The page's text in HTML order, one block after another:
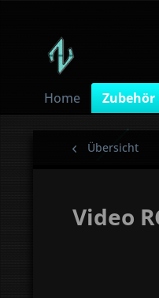
Home Zubehör
Übersicht
Video